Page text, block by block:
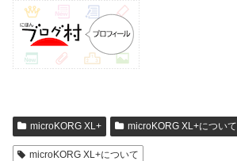
microKORG XL+ microKORG XL+について
microKORG XL+について